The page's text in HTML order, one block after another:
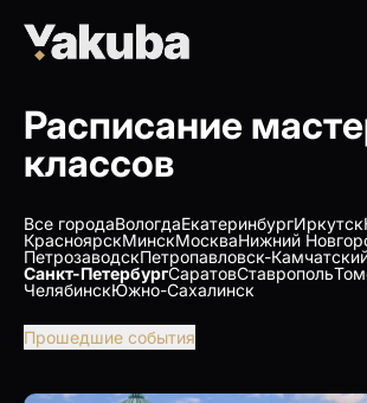
Расписание
классов
Все городаВологдаЕкатеринбургИркутск
КрасноярскМинскМоскваНижний
ПетрозаводскПетропавловск-
Санкт-ПетербургСаратовСтаврополь
ЧелябинскЮжно-Сахалинск
Прошедшие события